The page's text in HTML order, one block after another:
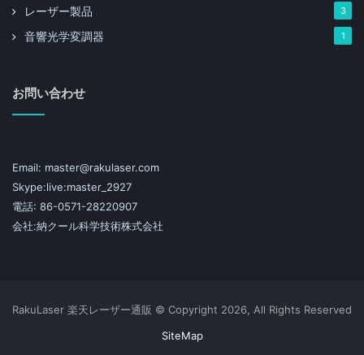
レーザー製品 3
音響光学変調器 1
お問い合わせ
Email: master@rakulaser.com
Skype:live:master_2927
電話: 86-0571-28220907
会社:納クール科学技術株式会社
RakuLaser 楽天レーザー通販 © Copyright 2026, All Rights Reserved
SiteMap